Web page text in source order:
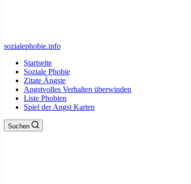
sozialephobie.info
Startseite
Soziale Phobie
Zitate Ängste
Angstvolles Verhalten überwinden
Liste Phobien
Spiel der Angst Karten
Suchen